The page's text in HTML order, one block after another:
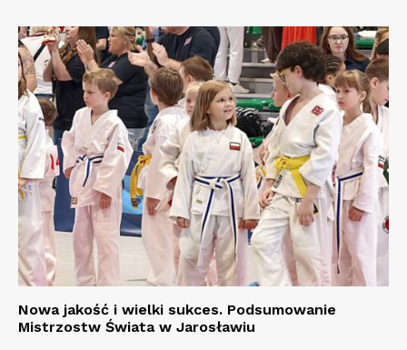
Nowa jakość i wielki sukces. Podsumowanie
Mistrzostw Świata w Jarosławiu